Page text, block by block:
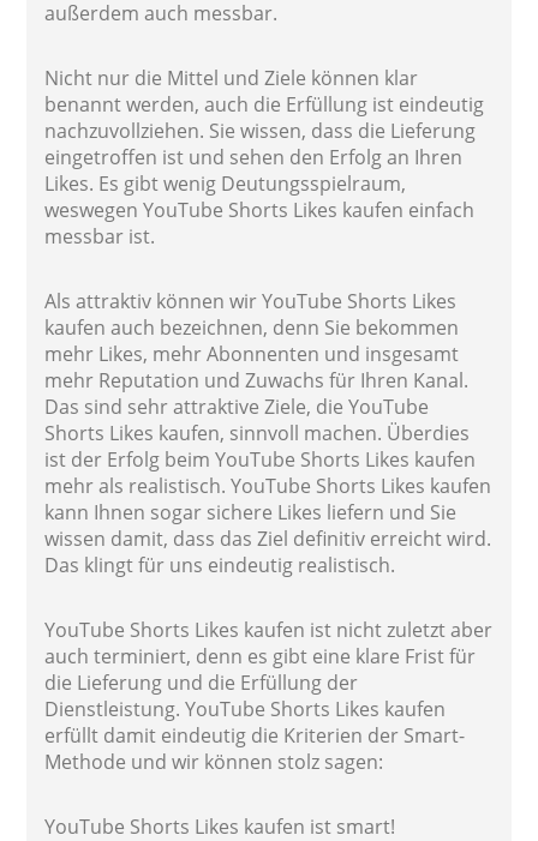
außerdem auch messbar.
Nicht nur die Mittel und Ziele können klar
benannt werden, auch die Erfüllung ist eindeutig
nachzuvollziehen. Sie wissen, dass die Lieferung
eingetroffen ist und sehen den Erfolg an Ihren
Likes. Es gibt wenig Deutungsspielraum,
weswegen YouTube Shorts Likes kaufen einfach
messbar ist.
Als attraktiv können wir YouTube Shorts Likes
kaufen auch bezeichnen, denn Sie bekommen
mehr Likes, mehr Abonnenten und insgesamt
mehr Reputation und Zuwachs für Ihren Kanal.
Das sind sehr attraktive Ziele, die YouTube
Shorts Likes kaufen, sinnvoll machen. Überdies
ist der Erfolg beim YouTube Shorts Likes kaufen
mehr als realistisch. YouTube Shorts Likes kaufen
kann Ihnen sogar sichere Likes liefern und Sie
wissen damit, dass das Ziel definitiv erreicht wird.
Das klingt für uns eindeutig realistisch.
YouTube Shorts Likes kaufen ist nicht zuletzt aber
auch terminiert, denn es gibt eine klare Frist für
die Lieferung und die Erfüllung der
Dienstleistung. YouTube Shorts Likes kaufen
erfüllt damit eindeutig die Kriterien der Smart-
Methode und wir können stolz sagen:
YouTube Shorts Likes kaufen ist smart!